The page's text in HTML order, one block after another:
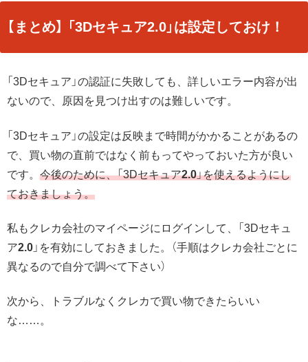
【まとめ】 「3Dセキュア2.0」は設定しておけ！
「3Dセキュア」の認証に失敗しても、詳しいエラー内容が出
ないので、原因を見つけ出すのは難しいです。
「3Dセキュア」の設定は反映まで時間がかかることがあるの
で、買い物の直前ではなく前もってやっておいた方が良い
です。 今後のために、「3Dセキュア2.0」を使えるようにし
ておきましょう。
私もクレカ会社のマイページにログインして、「3Dセキュ
ア2.0 」を有効にしておきました。（手順はクレカ会社ごとに
異なるので自分で調べて下さい）
次から、トラブルなくクレカで買い物できたらいい
な……。